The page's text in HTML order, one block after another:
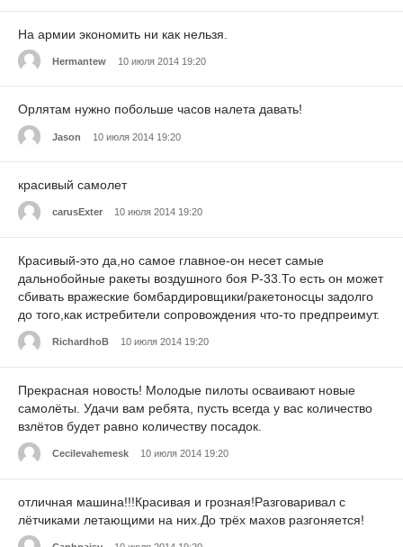
На армии экономить ни как нельзя.
Hermantew 10 июля 2014 19:20
Орлятам нужно побольше часов налета давать!
Jason 10 июля 2014 19:20
красивый самолет
carusExter 10 июля 2014 19:20
Красивый-это да,но самое главное-он несет самые
дальнобойные ракеты воздушного боя Р-33.То есть он может
сбивать вражеские бомбардировщики/ракетоносцы задолго
до того,как истребители сопровождения что-то предпреимут.
RichardhoB 10 июля 2014 19:20
Прекрасная новость! Молодые пилоты осваивают новые
самолёты. Удачи вам ребята, пусть всегда у вас количество
взлётов будет равно количеству посадок.
Cecilevahemesk 10 июля 2014 19:20
отличная машина!!!Красивая и грозная!Разговаривал с
лётчиками летающими на них.До трёх махов разгоняется!